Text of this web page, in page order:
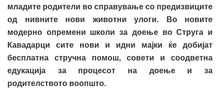
младите родители во справување со предизвиците
од нивните нови животни улоги. Во новите
модерно опремени школи за доење во Струга и
Кавадарци сите нови и идни мајки ќе добијат
бесплатна стручна помош, совети и соодветна
едукација за процесот на доење и за
родителството воопшто.